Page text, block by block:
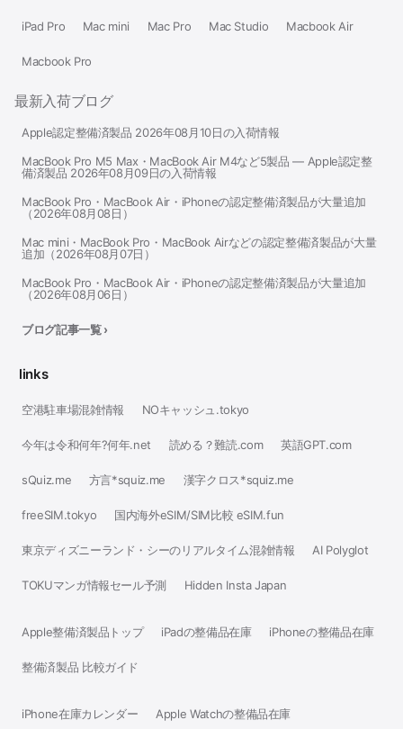
iPad Pro Mac mini Mac Pro Mac Studio Macbook Air
Macbook Pro
最新入荷ブログ
Apple認定整備済製品 2026年08月10日の入荷情報
MacBook Pro M5 Max・MacBook Air M4など5製品 — Apple認定整
備済製品 2026年08月09日の入荷情報
MacBook Pro・MacBook Air・iPhoneの認定整備済製品が大量追加
（2026年08月08日）
Mac mini・MacBook Pro・MacBook Airなどの認定整備済製品が大量
追加（2026年08月07日）
MacBook Pro・MacBook Air・iPhoneの認定整備済製品が大量追加
（2026年08月06日）
ブログ記事一覧 ›
links
空港駐車場混雑情報 NOキャッシュ.tokyo
今年は令和何年?何年.net 読める？難読.com 英語GPT.com
sQuiz.me 方言*squiz.me 漢字クロス*squiz.me
freeSIM.tokyo 国内海外eSIM/SIM比較 eSIM.fun
東京ディズニーランド・シーのリアルタイム混雑情報 AI Polyglot
TOKUマンガ情報セール予測 Hidden Insta Japan
Apple整備済製品トップ iPadの整備品在庫 iPhoneの整備品在庫
整備済製品 比較ガイド
iPhone在庫カレンダー Apple Watchの整備品在庫